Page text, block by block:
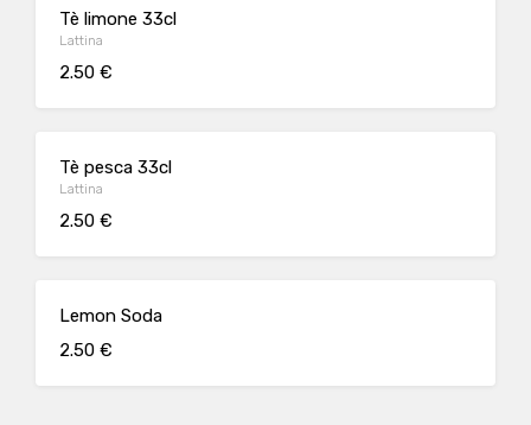
Tè limone 33cl
Lattina
2.50 €
Tè pesca 33cl
Lattina
2.50 €
Lemon Soda
2.50 €